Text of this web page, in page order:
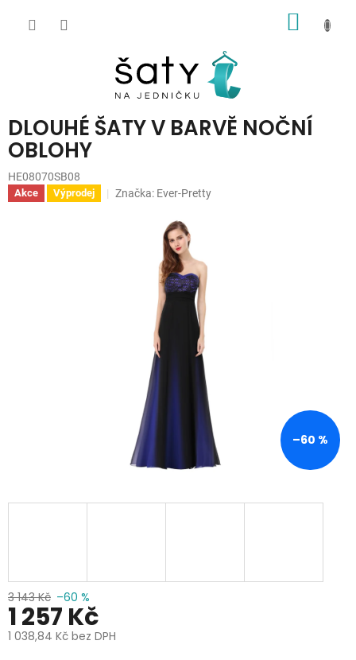
DLOUHÉ ŠATY V BARVĚ NOČNÍ
OBLOHY
HE08070SB08
Akce Výprodej Značka: Ever-Pretty
–60 %
3 143 Kč –60 %
1 257 Kč
1 038,84 Kč bez DPH